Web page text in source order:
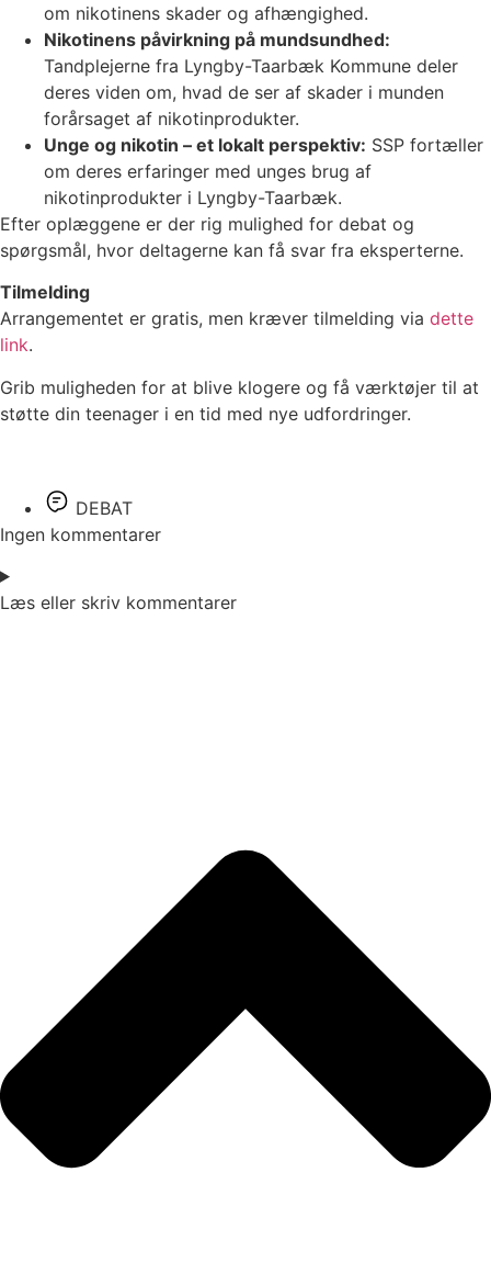
om nikotinens skader og afhængighed.
Nikotinens påvirkning på mundsundhed:
Tandplejerne fra Lyngby-Taarbæk Kommune deler
deres viden om, hvad de ser af skader i munden
forårsaget af nikotinprodukter.
Unge og nikotin – et lokalt perspektiv: SSP fortæller
om deres erfaringer med unges brug af
nikotinprodukter i Lyngby-Taarbæk.
Efter oplæggene er der rig mulighed for debat og
spørgsmål, hvor deltagerne kan få svar fra eksperterne.
Tilmelding
Arrangementet er gratis, men kræver tilmelding via dette
link.
Grib muligheden for at blive klogere og få værktøjer til at
støtte din teenager i en tid med nye udfordringer.
DEBAT
Ingen kommentarer
Læs eller skriv kommentarer